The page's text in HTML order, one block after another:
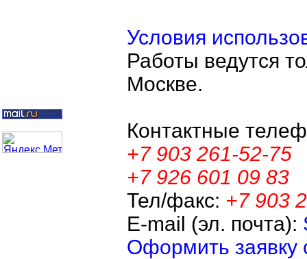
Условия
Работы ведутся
Москве.
Контактные
+7 903 261-52-75
+7 926 601 09 83
Тел/факс: +7 903
E-mail (эл. почта):
Оформить заявку